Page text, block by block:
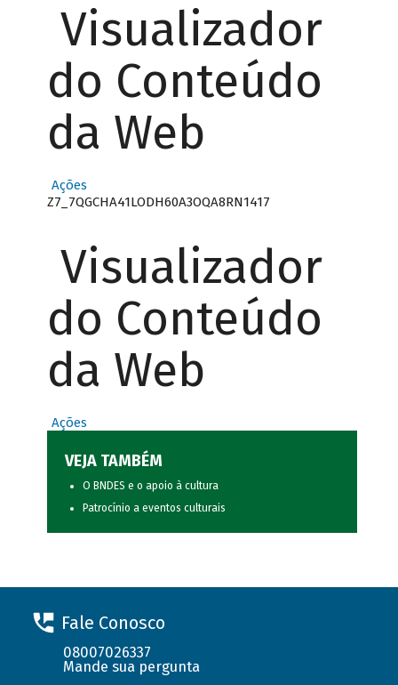
Visualizador
do Conteúdo
da Web
Ações
Z7_7QGCHA41LODH60A3OQA8RN1417
Visualizador
do Conteúdo
da Web
Ações
VEJA TAMBÉM
O BNDES e o apoio à cultura
Patrocínio a eventos culturais
Fale Conosco
08007026337
Mande sua pergunta